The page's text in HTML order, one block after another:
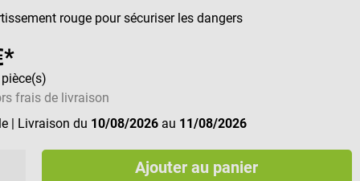
rouge pour sécuriser les dangers
frais de livraison
| Livraison du 10/08/2026 au 11/08/2026
Ajouter au panier